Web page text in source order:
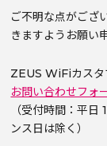
ご不明な点がござ
きますようお願い
ZEUS WiFiカスタ
お問い合わせフォ
（受付時間：平
ンス日は除く）